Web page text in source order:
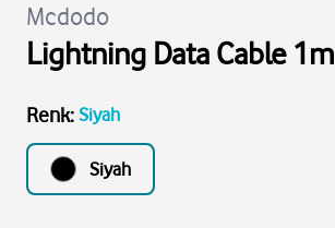
Mcdodo
Lightning Data Cable 1m
Renk: Siyah
Siyah